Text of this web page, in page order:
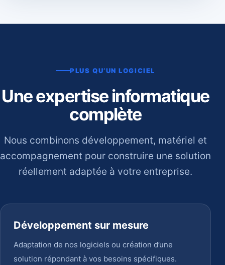
PLUS QU’UN LOGICIEL
Une expertise informatique
complète
Nous combinons développement, matériel et
accompagnement pour construire une solution
réellement adaptée à votre entreprise.
Développement sur mesure
Adaptation de nos logiciels ou création d’une
solution répondant à vos besoins spécifiques.